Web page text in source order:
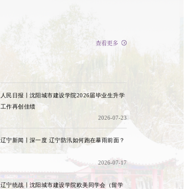
查看更多
人民日报丨沈阳城市建设学院2026届毕业生升学
工作再创佳绩
2026-07-23
辽宁新闻丨深一度 辽宁防汛如何跑在暴雨前面？
2026-07-17
辽宁统战丨沈阳城市建设学院欧美同学会（留学